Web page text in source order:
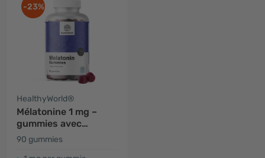
-23%
HealthyWorld®
Mélatonine 1 mg –
gummies avec
hormone naturelle
90 gummies